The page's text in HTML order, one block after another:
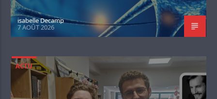
isabelle Decamp
7 AOÛT 2026
ACTU